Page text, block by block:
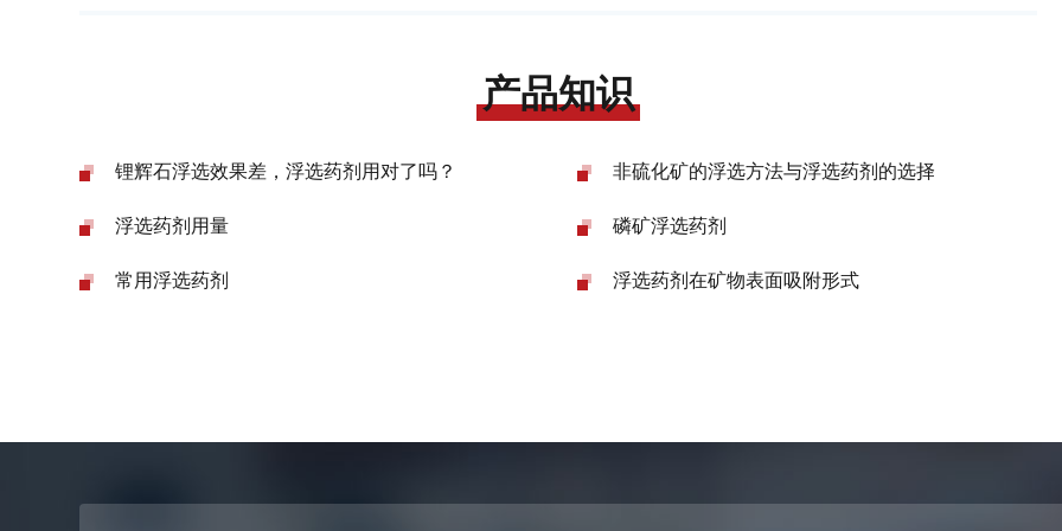
产品知识
锂辉石浮选效果差，浮选药剂用对了吗？ 非硫化矿的浮选方法与浮选药剂的选择
浮选药剂用量 磷矿浮选药剂
常用浮选药剂 浮选药剂在矿物表面吸附形式